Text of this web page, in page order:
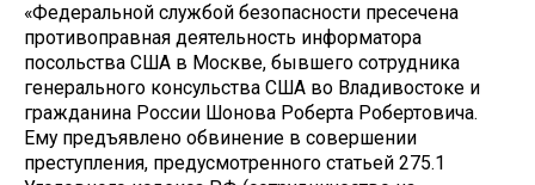
«Федеральной службой безопасности пресечена
противоправная деятельность информатора
посольства США в Москве, бывшего сотрудника
генерального консульства США во Владивостоке и
гражданина России Шонова Роберта Робертовича.
Ему предъявлено обвинение в совершении
преступления, предусмотренного статьей 275.1